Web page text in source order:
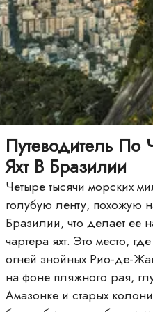
Путеводитель По
Яхт В Бразилии
Четыре тысячи морских
голубую ленту, похожую
Бразилии, что делает ее
чартера яхт. Это место,
огней знойных Рио-де-
на фоне пляжного рая,
Амазонке и старых